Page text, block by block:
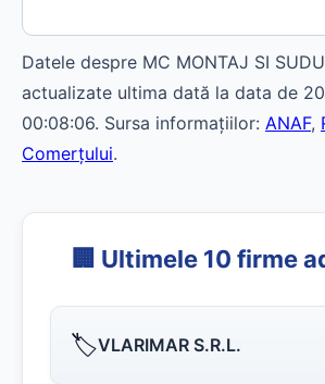
Datele despre MC MONTAJ SI
actualizate ultima dată la data de
00:08:06. Sursa informațiilor: ANAF,
Comerțului.
🏢 Ultimele 10 firme
🏷️VLARIMAR S.R.L.